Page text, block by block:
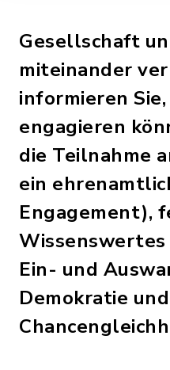
Gesellschaft
miteinander
informieren Sie,
engagieren
die Teilnahme
ein
Engagement),
Wissenswertes
Ein- und
Demokratie und